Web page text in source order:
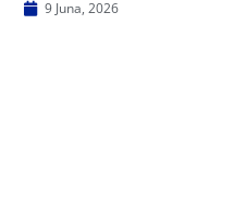
9 Juna, 2026